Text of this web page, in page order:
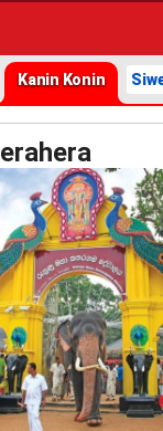
Kanin Konin